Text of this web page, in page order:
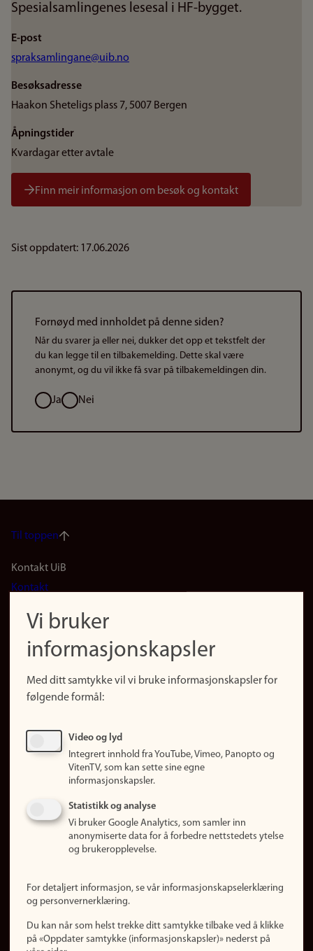
Spesialsamlingenes lesesal i HF-bygget.
E-post
spraksamlingane@uib.no
Besøksadresse
Haakon Sheteligs plass 7, 5007 Bergen
Åpningstider
Kvardagar etter avtale
Finn meir informasjon om besøk og kontakt
Sist oppdatert: 17.06.2026
Fornøyd med innholdet på denne siden?
Når du svarer ja eller nei, dukker det opp et tekstfelt der
du kan legge til en tilbakemelding. Dette skal være
anonymt, og du vil ikke få svar på tilbakemeldingen din.
ValgJa Nei
Til toppen
Footer
(no)
Kontakt UiB
Kontakt
Finn forsker
Presse
Finn studier
Ledige stillinger
Om nettstedet
Informasjonskapsler
Personvern
Vi bruker
informasjonskapsler
Med ditt samtykke vil vi bruke informasjonskapsler for
følgende formål:
Video og lyd
Integrert innhold fra YouTube, Vimeo, Panopto og
VitenTV, som kan sette sine egne
informasjonskapsler.
Statistikk og analyse
Vi bruker Google Analytics, som samler inn
anonymiserte data for å forbedre nettstedets ytelse
og brukeropplevelse.
For detaljert informasjon, se vår informasjonskapselerklæring
og personvernerklæring.
Du kan når som helst trekke ditt samtykke tilbake ved å klikke
på «Oppdater samtykke (informasjonskapsler)» nederst på